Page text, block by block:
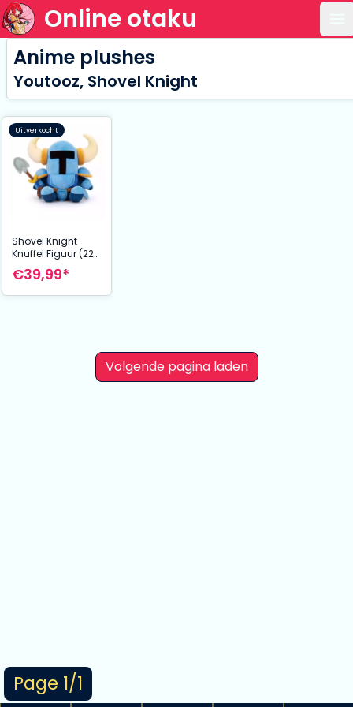
Online otaku
Page 1/1
Anime plushes
Youtooz, Shovel Knight
Uitverkocht
Shovel Knight
Knuffel Figuur (22
cm) | Zachte Stof
Collectible
€39,99*
Volgende pagina laden